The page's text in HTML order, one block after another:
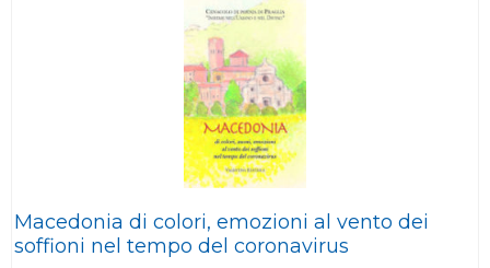
Macedonia di colori, emozioni al vento dei
soffioni nel tempo del coronavirus